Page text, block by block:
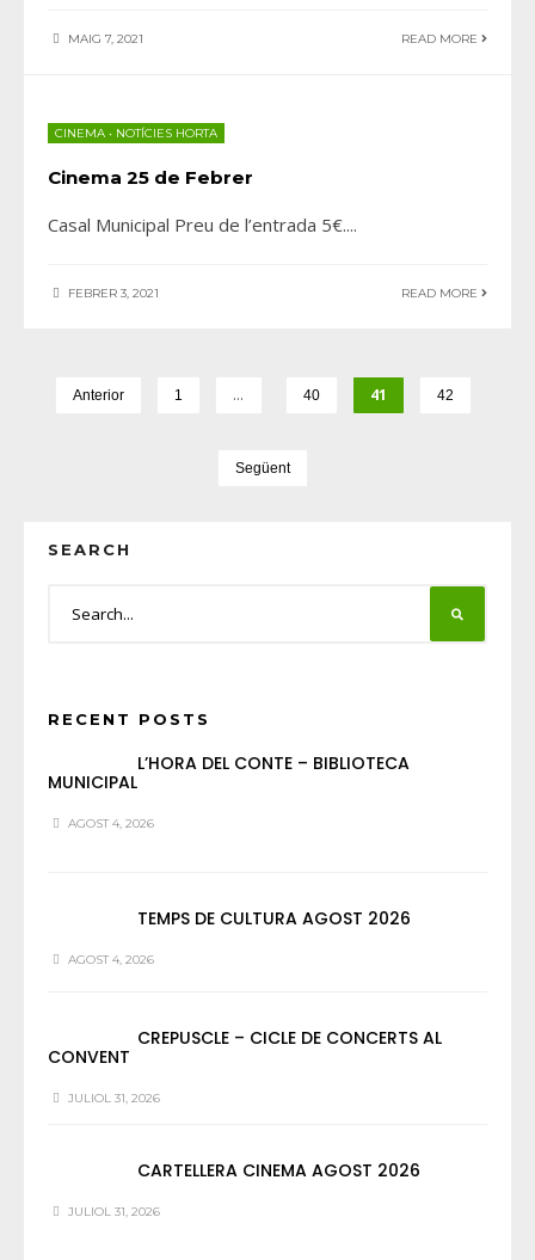
MAIG 7, 2021 READ MORE
CINEMA • NOTÍCIES HORTA
Cinema 25 de Febrer
Casal Municipal Preu de l’entrada 5€....
FEBRER 3, 2021 READ MORE
Anterior 1 … 40 41 42
Següent
SEARCH
RECENT POSTS
L’HORA DEL CONTE – BIBLIOTECA
MUNICIPAL
AGOST 4, 2026
TEMPS DE CULTURA AGOST 2026
AGOST 4, 2026
CREPUSCLE – CICLE DE CONCERTS AL
CONVENT
JULIOL 31, 2026
CARTELLERA CINEMA AGOST 2026
JULIOL 31, 2026